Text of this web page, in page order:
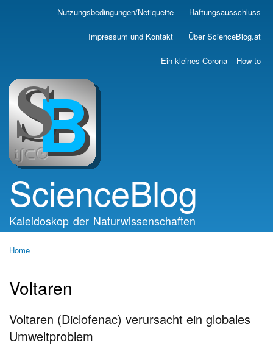
Skip
main
Nutzungsbedingungen/Netiquette Haftungsausschluss
Impressum und Kontakt Über ScienceBlog.at
Ein kleines Corona – How-to
ScienceBlog
Kaleidoskop der Naturwissenschaften
Home
Voltaren
Voltaren (Diclofenac) verursacht ein globales
Umweltproblem